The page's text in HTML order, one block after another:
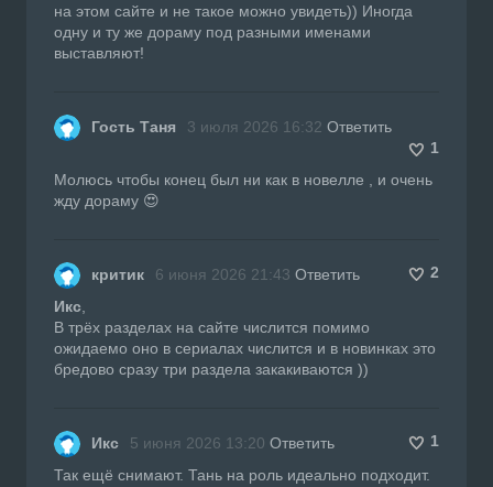
на этом сайте и не такое можно увидеть)) Иногда
одну и ту же дораму под разными именами
выставляют!
Гость Таня 3 июля 2026 16:32 Ответить
1
Молюсь чтобы конец был ни как в новелле , и очень
жду дораму 😍
критик 6 июня 2026 21:43 Ответить
2
Икс
В трёх разделах на сайте числится помимо
ожидаемо оно в сериалах числится и в новинках это
бредово сразу три раздела закакиваются ))
Икс 5 июня 2026 13:20 Ответить
1
Так ещё снимают. Тань на роль идеально подходит.